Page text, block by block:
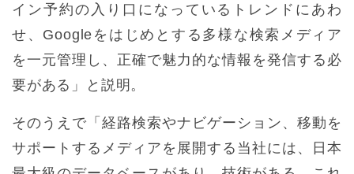
イン予約の入り口になっているトレンドにあわ
せ、Googleをはじめとする多様な検索メディア
を一元管理し、正確で魅力的な情報を発信する必
要がある」と説明。
そのうえで「経路検索やナビゲーション、移動を
サポートするメディアを展開する当社には、日本